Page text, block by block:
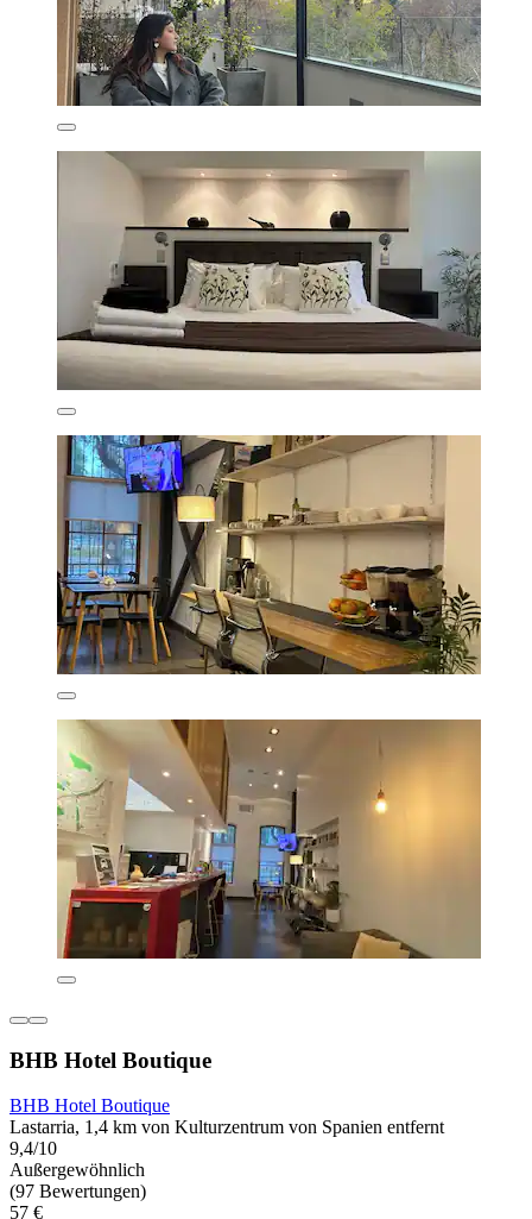
BHB Hotel Boutique
BHB Hotel Boutique
Lastarria, 1,4 km von Kulturzentrum von Spanien entfernt
9,4/10
Außergewöhnlich
(97 Bewertungen)
57 €